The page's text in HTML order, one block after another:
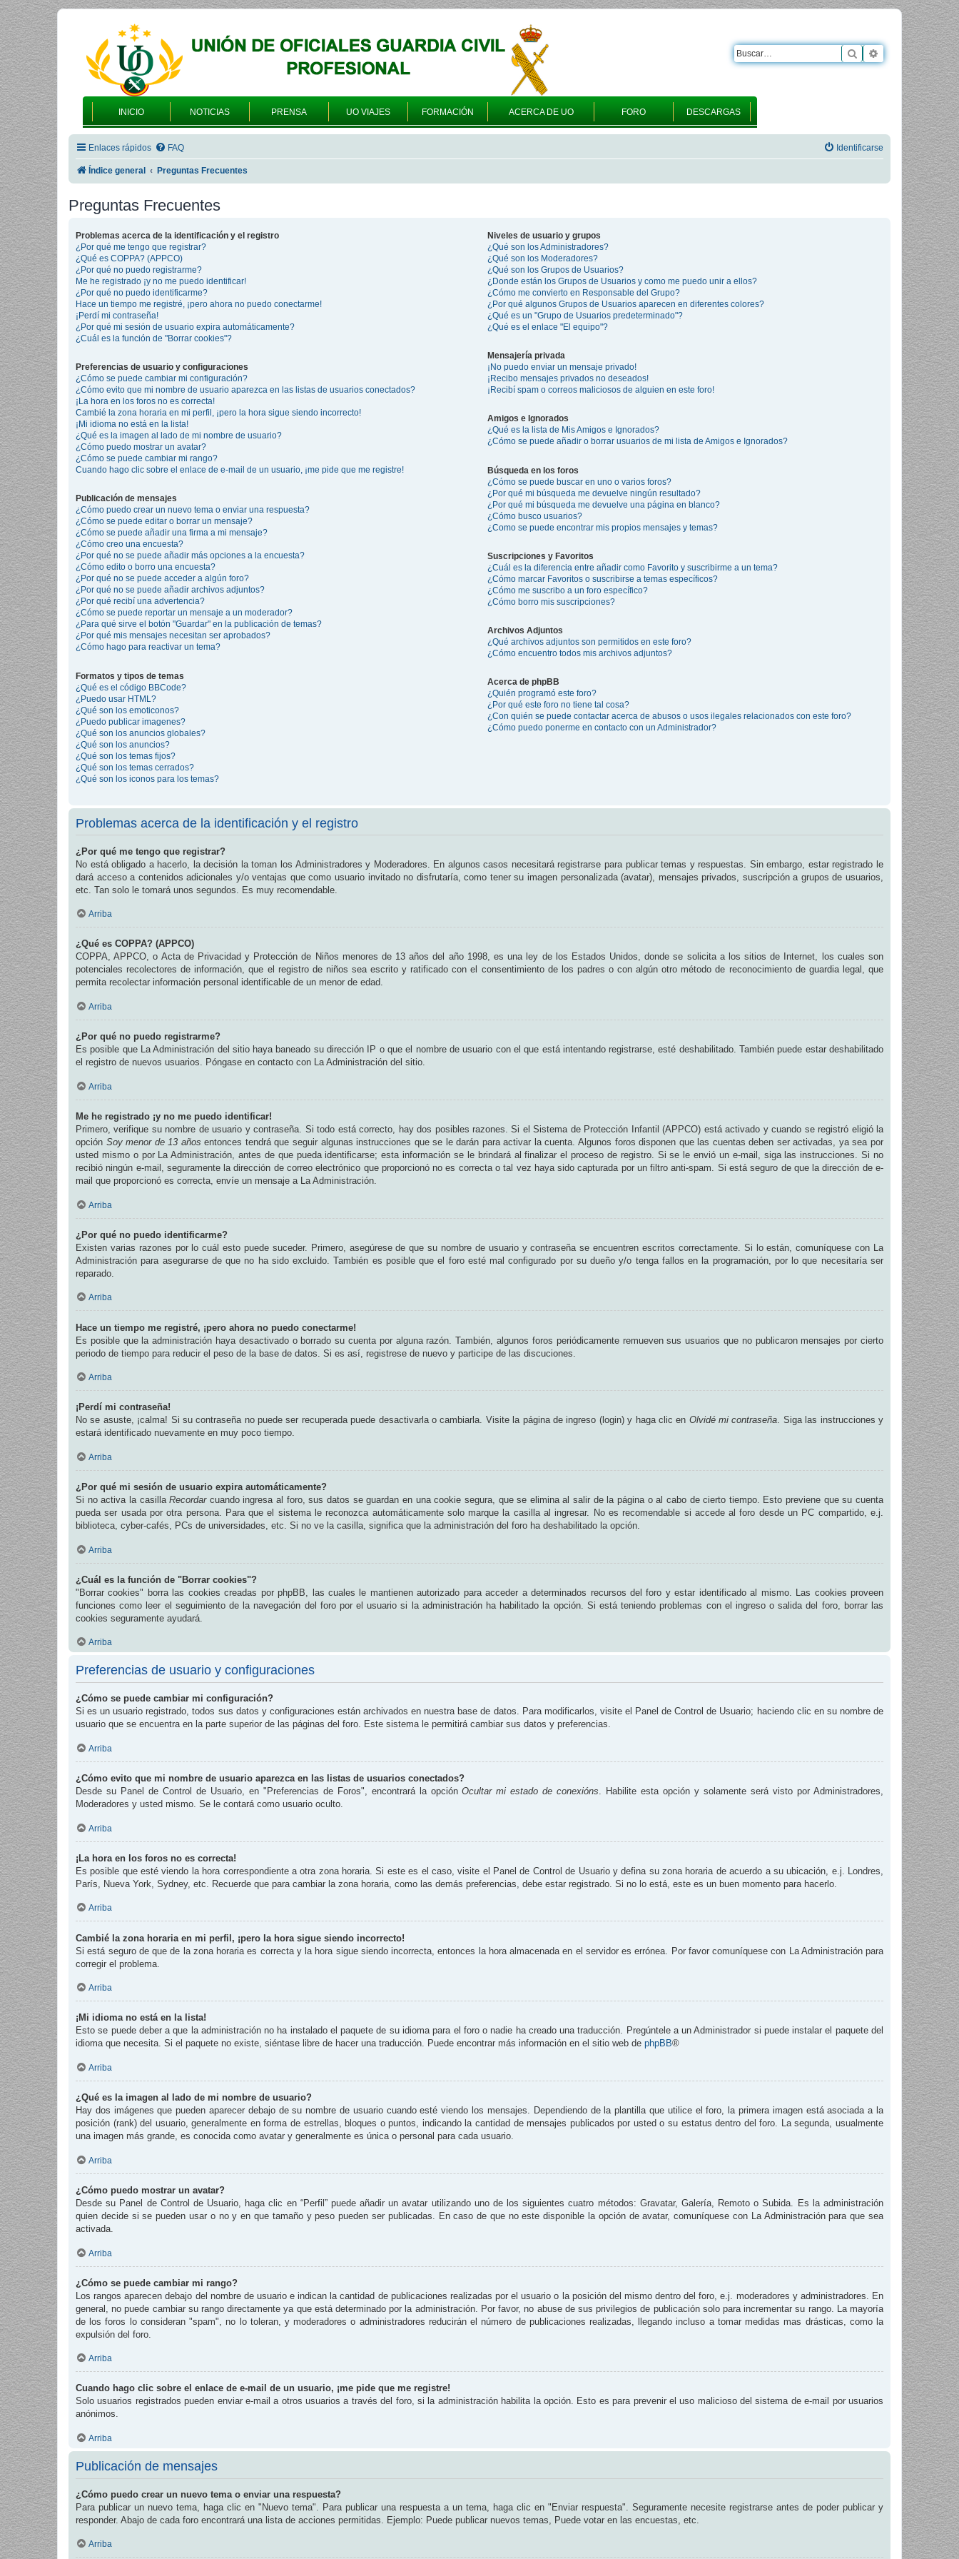
INICIO NOTICIAS PRENSA UO VIAJES FORMACIÓN ACERCA DE UO FORO DESCARGAS
Buscar Búsqueda
Enlaces rápidos FAQ Identificarse
Índice general Preguntas Frecuentes
Preguntas Frecuentes
Problemas acerca de la identificación y el registro
¿Por qué me tengo que registrar?
¿Qué es COPPA? (APPCO)
¿Por qué no puedo registrarme?
Me he registrado ¡y no me puedo identificar!
¿Por qué no puedo identificarme?
Hace un tiempo me registré, ¡pero ahora no puedo conectarme!
¡Perdí mi contraseña!
¿Por qué mi sesión de usuario expira automáticamente?
¿Cuál es la función de "Borrar cookies"?
Preferencias de usuario y configuraciones
¿Cómo se puede cambiar mi configuración?
¿Cómo evito que mi nombre de usuario aparezca en las listas de usuarios conectados?
¡La hora en los foros no es correcta!
Cambié la zona horaria en mi perfil, ¡pero la hora sigue siendo incorrecto!
¡Mi idioma no está en la lista!
¿Qué es la imagen al lado de mi nombre de usuario?
¿Cómo puedo mostrar un avatar?
¿Cómo se puede cambiar mi rango?
Cuando hago clic sobre el enlace de e-mail de un usuario, ¡me pide que me registre!
Publicación de mensajes
¿Cómo puedo crear un nuevo tema o enviar una respuesta?
¿Cómo se puede editar o borrar un mensaje?
¿Cómo se puede añadir una firma a mi mensaje?
¿Cómo creo una encuesta?
¿Por qué no se puede añadir más opciones a la encuesta?
¿Cómo edito o borro una encuesta?
¿Por qué no se puede acceder a algún foro?
¿Por qué no se puede añadir archivos adjuntos?
¿Por qué recibí una advertencia?
¿Cómo se puede reportar un mensaje a un moderador?
¿Para qué sirve el botón "Guardar" en la publicación de temas?
¿Por qué mis mensajes necesitan ser aprobados?
¿Cómo hago para reactivar un tema?
Formatos y tipos de temas
¿Qué es el código BBCode?
¿Puedo usar HTML?
¿Qué son los emoticonos?
¿Puedo publicar imagenes?
¿Qué son los anuncios globales?
¿Qué son los anuncios?
¿Qué son los temas fijos?
¿Qué son los temas cerrados?
¿Qué son los iconos para los temas?
Niveles de usuario y grupos
¿Qué son los Administradores?
¿Qué son los Moderadores?
¿Qué son los Grupos de Usuarios?
¿Donde están los Grupos de Usuarios y como me puedo unir a ellos?
¿Cómo me convierto en Responsable del Grupo?
¿Por qué algunos Grupos de Usuarios aparecen en diferentes colores?
¿Qué es un "Grupo de Usuarios predeterminado"?
¿Qué es el enlace "El equipo"?
Mensajería privada
¡No puedo enviar un mensaje privado!
¡Recibo mensajes privados no deseados!
¡Recibí spam o correos maliciosos de alguien en este foro!
Amigos e Ignorados
¿Qué es la lista de Mis Amigos e Ignorados?
¿Cómo se puede añadir o borrar usuarios de mi lista de Amigos e Ignorados?
Búsqueda en los foros
¿Cómo se puede buscar en uno o varios foros?
¿Por qué mi búsqueda me devuelve ningún resultado?
¿Por qué mi búsqueda me devuelve una página en blanco?
¿Cómo busco usuarios?
¿Como se puede encontrar mis propios mensajes y temas?
Suscripciones y Favoritos
¿Cuál es la diferencia entre añadir como Favorito y suscribirme a un tema?
¿Cómo marcar Favoritos o suscribirse a temas específicos?
¿Cómo me suscribo a un foro específico?
¿Cómo borro mis suscripciones?
Archivos Adjuntos
¿Qué archivos adjuntos son permitidos en este foro?
¿Cómo encuentro todos mis archivos adjuntos?
Acerca de phpBB
¿Quién programó este foro?
¿Por qué este foro no tiene tal cosa?
¿Con quién se puede contactar acerca de abusos o usos ilegales relacionados con este foro?
¿Cómo puedo ponerme en contacto con un Administrador?
Problemas acerca de la identificación y el registro
¿Por qué me tengo que registrar?
No está obligado a hacerlo, la decisión la toman los Administradores y Moderadores. En algunos casos necesitará registrarse para publicar temas y respuestas. Sin embargo, estar registrado le
dará acceso a contenidos adicionales y/o ventajas que como usuario invitado no disfrutaría, como tener su imagen personalizada (avatar), mensajes privados, suscripción a grupos de usuarios,
etc. Tan solo le tomará unos segundos. Es muy recomendable.
Arriba
¿Qué es COPPA? (APPCO)
COPPA, APPCO, o Acta de Privacidad y Protección de Niños menores de 13 años del año 1998, es una ley de los Estados Unidos, donde se solicita a los sitios de Internet, los cuales son
potenciales recolectores de información, que el registro de niños sea escrito y ratificado con el consentimiento de los padres o con algún otro método de reconocimiento de guardia legal, que
permita recolectar información personal identificable de un menor de edad.
Arriba
¿Por qué no puedo registrarme?
Es posible que La Administración del sitio haya baneado su dirección IP o que el nombre de usuario con el que está intentando registrarse, esté deshabilitado. También puede estar deshabilitado
el registro de nuevos usuarios. Póngase en contacto con La Administración del sitio.
Arriba
Me he registrado ¡y no me puedo identificar!
Primero, verifique su nombre de usuario y contraseña. Si todo está correcto, hay dos posibles razones. Si el Sistema de Protección Infantil (APPCO) está activado y cuando se registró eligió la
opción Soy menor de 13 años entonces tendrá que seguir algunas instrucciones que se le darán para activar la cuenta. Algunos foros disponen que las cuentas deben ser activadas, ya sea por
usted mismo o por La Administración, antes de que pueda identificarse; esta información se le brindará al finalizar el proceso de registro. Si se le envió un e-mail, siga las instrucciones. Si no
recibió ningún e-mail, seguramente la dirección de correo electrónico que proporcionó no es correcta o tal vez haya sido capturada por un filtro anti-spam. Si está seguro de que la dirección de e-
mail que proporcionó es correcta, envíe un mensaje a La Administración.
Arriba
¿Por qué no puedo identificarme?
Existen varias razones por lo cuál esto puede suceder. Primero, asegúrese de que su nombre de usuario y contraseña se encuentren escritos correctamente. Si lo están, comuníquese con La
Administración para asegurarse de que no ha sido excluido. También es posible que el foro esté mal configurado por su dueño y/o tenga fallos en la programación, por lo que necesitaría ser
reparado.
Arriba
Hace un tiempo me registré, ¡pero ahora no puedo conectarme!
Es posible que la administración haya desactivado o borrado su cuenta por alguna razón. También, algunos foros periódicamente remueven sus usuarios que no publicaron mensajes por cierto
periodo de tiempo para reducir el peso de la base de datos. Si es así, registrese de nuevo y participe de las discuciones.
Arriba
¡Perdí mi contraseña!
No se asuste, ¡calma! Si su contraseña no puede ser recuperada puede desactivarla o cambiarla. Visite la página de ingreso (login) y haga clic en Olvidé mi contraseña. Siga las instrucciones y
estará identificado nuevamente en muy poco tiempo.
Arriba
¿Por qué mi sesión de usuario expira automáticamente?
Si no activa la casillaRecordarcuando ingresa al foro, sus datos se guardan en una cookie segura, que se elimina al salir de la página o al cabo de cierto tiempo. Esto previene que su cuenta
pueda ser usada por otra persona. Para que el sistema le reconozca automáticamente solo marque la casilla al ingresar. No es recomendable si accede al foro desde un PC compartido, e.j.
biblioteca, cyber-cafés, PCs de universidades, etc. Si no ve la casilla, significa que la administración del foro ha deshabilitado la opción.
Arriba
¿Cuál es la función de "Borrar cookies"?
"Borrar cookies" borra las cookies creadas por phpBB, las cuales le mantienen autorizado para acceder a determinados recursos del foro y estar identificado al mismo. Las cookies proveen
funciones como leer el seguimiento de la navegación del foro por el usuario si la administración ha habilitado la opción. Si está teniendo problemas con el ingreso o salida del foro, borrar las
cookies seguramente ayudará.
Arriba
Preferencias de usuario y configuraciones
¿Cómo se puede cambiar mi configuración?
Si es un usuario registrado, todos sus datos y configuraciones están archivados en nuestra base de datos. Para modificarlos, visite el Panel de Control de Usuario; haciendo clic en su nombre de
usuario que se encuentra en la parte superior de las páginas del foro. Este sistema le permitirá cambiar sus datos y preferencias.
Arriba
¿Cómo evito que mi nombre de usuario aparezca en las listas de usuarios conectados?
Desde su Panel de Control de Usuario, en "Preferencias de Foros", encontrará la opciónOcultar mi estado de conexións. Habilite esta opción y solamente será visto por Administradores,
Moderadores y usted mismo. Se le contará como usuario oculto.
Arriba
¡La hora en los foros no es correcta!
Es posible que esté viendo la hora correspondiente a otra zona horaria. Si este es el caso, visite el Panel de Control de Usuario y defina su zona horaria de acuerdo a su ubicación, e.j. Londres,
París, Nueva York, Sydney, etc. Recuerde que para cambiar la zona horaria, como las demás preferencias, debe estar registrado. Si no lo está, este es un buen momento para hacerlo.
Arriba
Cambié la zona horaria en mi perfil, ¡pero la hora sigue siendo incorrecto!
Si está seguro de que de la zona horaria es correcta y la hora sigue siendo incorrecta, entonces la hora almacenada en el servidor es errónea. Por favor comuníquese con La Administración para
corregir el problema.
Arriba
¡Mi idioma no está en la lista!
Esto se puede deber a que la administración no ha instalado el paquete de su idioma para el foro o nadie ha creado una traducción. Pregúntele a un Administrador si puede instalar el paquete del
idioma que necesita. Si el paquete no existe, siéntase libre de hacer una traducción. Puede encontrar más información en el sitio web de phpBB®
Arriba
¿Qué es la imagen al lado de mi nombre de usuario?
Hay dos imágenes que pueden aparecer debajo de su nombre de usuario cuando esté viendo los mensajes. Dependiendo de la plantilla que utilice el foro, la primera imagen está asociada a la
posición (rank) del usuario, generalmente en forma de estrellas, bloques o puntos, indicando la cantidad de mensajes publicados por usted o su estatus dentro del foro. La segunda, usualmente
una imagen más grande, es conocida como avatar y generalmente es única o personal para cada usuario.
Arriba
¿Cómo puedo mostrar un avatar?
Desde su Panel de Control de Usuario, haga clic en “Perfil” puede añadir un avatar utilizando uno de los siguientes cuatro métodos: Gravatar, Galería, Remoto o Subida. Es la administración
quien decide si se pueden usar o no y en que tamaño y peso pueden ser publicadas. En caso de que no este disponible la opción de avatar, comuníquese con La Administración para que sea
activada.
Arriba
¿Cómo se puede cambiar mi rango?
Los rangos aparecen debajo del nombre de usuario e indican la cantidad de publicaciones realizadas por el usuario o la posición del mismo dentro del foro, e.j. moderadores y administradores. En
general, no puede cambiar su rango directamente ya que está determinado por la administración. Por favor, no abuse de sus privilegios de publicación solo para incrementar su rango. La mayoría
de los foros lo consideran "spam", no lo toleran, y moderadores o administradores reducirán el número de publicaciones realizadas, llegando incluso a tomar medidas mas drásticas, como la
expulsión del foro.
Arriba
Cuando hago clic sobre el enlace de e-mail de un usuario, ¡me pide que me registre!
Solo usuarios registrados pueden enviar e-mail a otros usuarios a través del foro, si la administración habilita la opción. Esto es para prevenir el uso malicioso del sistema de e-mail por usuarios
anónimos.
Arriba
Publicación de mensajes
¿Cómo puedo crear un nuevo tema o enviar una respuesta?
Para publicar un nuevo tema, haga clic en "Nuevo tema". Para publicar una respuesta a un tema, haga clic en "Enviar respuesta". Seguramente necesite registrarse antes de poder publicar y
responder. Abajo de cada foro encontrará una lista de acciones permitidas. Ejemplo: Puede publicar nuevos temas, Puede votar en las encuestas, etc.
Arriba